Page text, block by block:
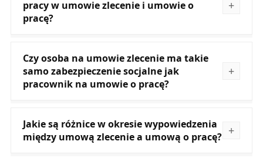
pracy w umowie zlecenie i umowie o
pracę?
Czy osoba na umowie zlecenie ma takie
samo zabezpieczenie socjalne jak
pracownik na umowie o pracę?
Jakie są różnice w okresie wypowiedzenia
między umową zlecenie a umową o pracę?